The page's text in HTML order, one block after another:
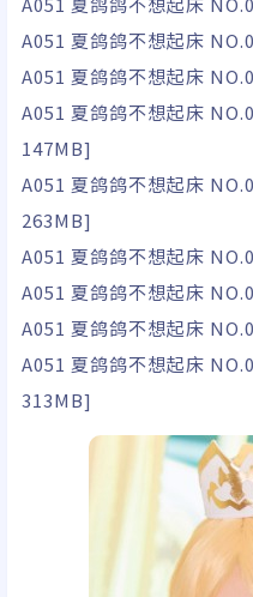
A051 夏鸽鸽不想起床
A051 夏鸽鸽不想起床
A051 夏鸽鸽不想起床
147MB]
A051 夏鸽鸽不想起床
263MB]
A051 夏鸽鸽不想起床
A051 夏鸽鸽不想起床
A051 夏鸽鸽不想起床
A051 夏鸽鸽不想起床
313MB]